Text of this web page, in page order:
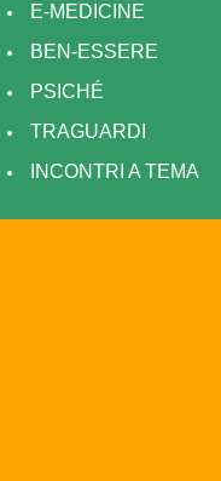
E-MEDICINE
BEN-ESSERE
PSICHÉ
TRAGUARDI
INCONTRI A TEMA